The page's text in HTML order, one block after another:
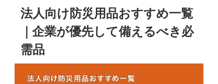
法人向け防災用品おすすめ一覧
｜企業が優先して備えるべき必
需品